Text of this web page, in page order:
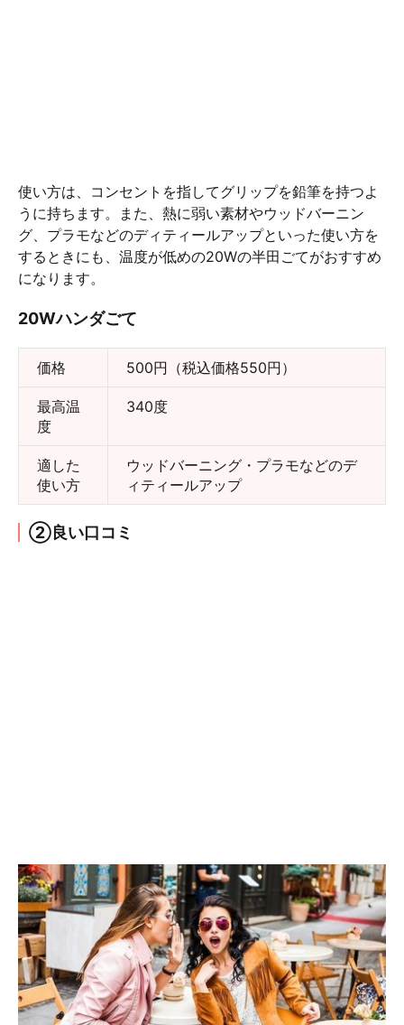
使い方は、コンセントを指してグリップを鉛筆を持つよ
うに持ちます。また、熱に弱い素材やウッドバーニン
グ、プラモなどのディティールアップといった使い方を
するときにも、温度が低めの20Wの半田ごてがおすすめ
になります。
20Wハンダごて
価格 500円（税込価格550円）
最高温
度
340度
適した
使い方
ウッドバーニング・プラモなどのデ
ィティールアップ
②良い口コミ